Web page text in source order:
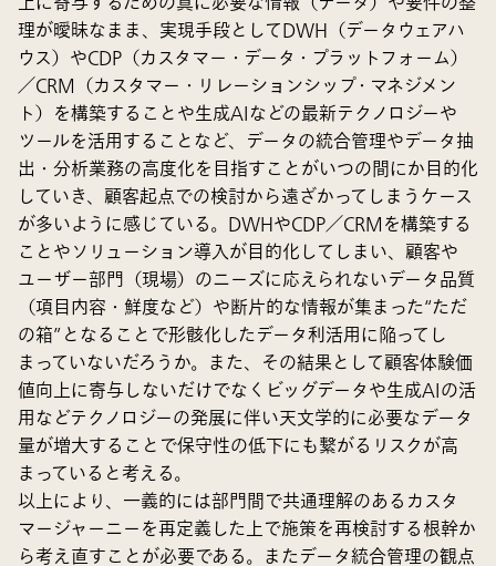
理が曖昧なまま、実現手段としてDWH（データウェアハ
ウス）やCDP（カスタマー・データ・プラットフォーム）
／CRM（カスタマー・リレーションシップ・マネジメン
ト）を構築することや生成AIなどの最新テクノロジーや
ツールを活用することなど、データの統合管理やデータ抽
出・分析業務の高度化を目指すことがいつの間にか目的化
していき、顧客起点での検討から遠ざかってしまうケース
が多いように感じている。DWHやCDP／CRMを構築する
ことやソリューション導入が目的化してしまい、顧客や
ユーザー部門（現場）のニーズに応えられないデータ品質
（項目内容・鮮度など）や断片的な情報が集まった“ただ
の箱”となることで形骸化したデータ利活用に陥ってし
まっていないだろうか。また、その結果として顧客体験価
値向上に寄与しないだけでなくビッグデータや生成AIの活
用などテクノロジーの発展に伴い天文学的に必要なデータ
量が増大することで保守性の低下にも繋がるリスクが高
まっていると考える。
以上により、一義的には部門間で共通理解のあるカスタ
マージャーニーを再定義した上で施策を再検討する根幹か
ら考え直すことが必要である。またデータ統合管理の観点